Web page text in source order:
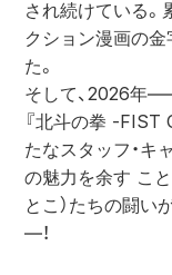
され続けている。
クション漫画の
た。
そして、2026年
『北斗の拳 -FIST
たなスタッフ・キ
の魅力を余す こ
とこ）たちの闘い
―！